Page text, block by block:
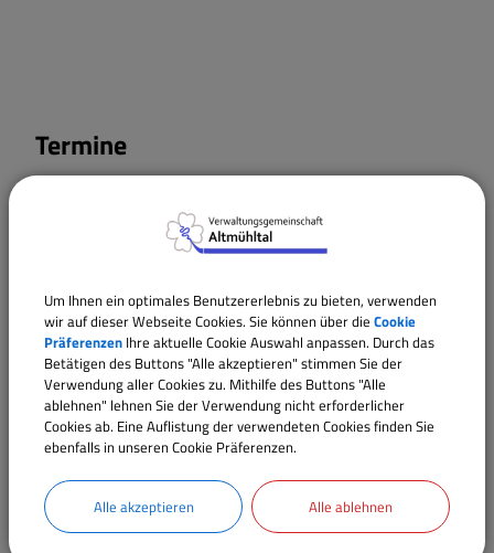
Termine
Um Ihnen ein optimales Benutzererlebnis zu bieten, verwenden
wir auf dieser Webseite Cookies. Sie können über die Cookie
Präferenzen Ihre aktuelle Cookie Auswahl anpassen. Durch das
Betätigen des Buttons "Alle akzeptieren" stimmen Sie der
Verwendung aller Cookies zu. Mithilfe des Buttons "Alle
ablehnen" lehnen Sie der Verwendung nicht erforderlicher
Cookies ab. Eine Auflistung der verwendeten Cookies finden Sie
ebenfalls in unseren Cookie Präferenzen.
Alle akzeptieren Alle ablehnen